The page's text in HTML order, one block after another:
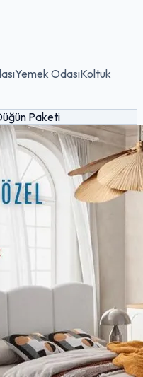
Yemek OdasıKoltuk
Paketi